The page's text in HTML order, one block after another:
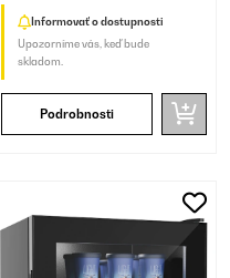
Informovať o dostupnosti
Upozorníme vás, keď bude
skladom.
Podrobnosti